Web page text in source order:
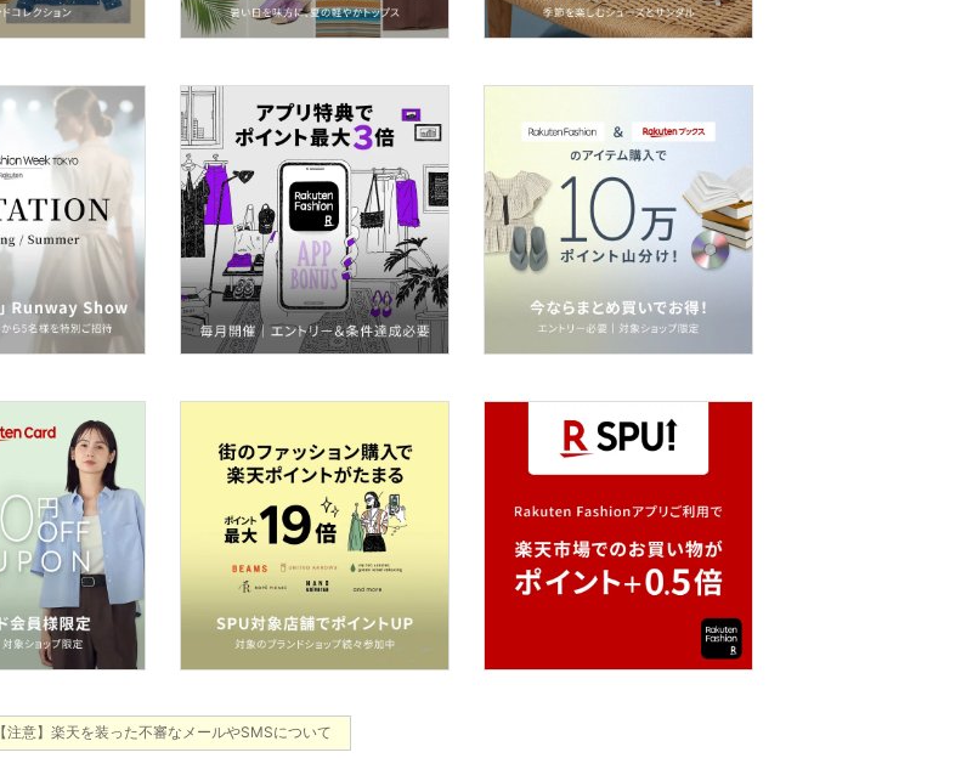
【注意】楽天を装った不審なメールやSMSについて